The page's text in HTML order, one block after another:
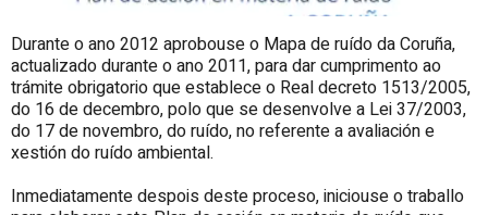
Durante o ano 2012 aprobouse o Mapa de ruído da Coruña,
actualizado durante o ano 2011, para dar cumprimento ao
trámite obrigatorio que establece o Real decreto 1513/2005,
do 16 de decembro, polo que se desenvolve a Lei 37/2003,
do 17 de novembro, do ruído, no referente a avaliación e
xestión do ruído ambiental.
Inmediatamente despois deste proceso, iniciouse o traballo